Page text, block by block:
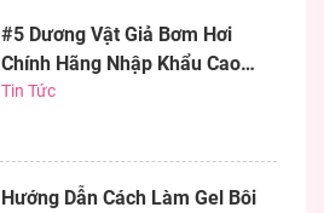
#5 Dương Vật Giả Bơm Hơi
Chính Hãng Nhập Khẩu Cao
Cấp
Tin Tức
Hướng Dẫn Cách Làm Gel Bôi